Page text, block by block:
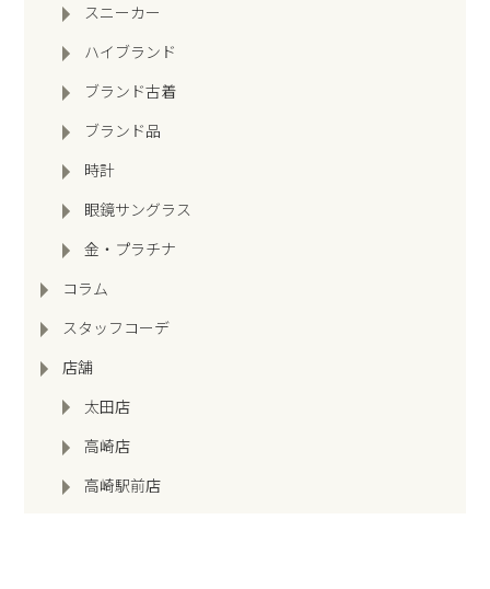
スニーカー
ハイブランド
ブランド古着
ブランド品
時計
眼鏡サングラス
金・プラチナ
コラム
スタッフコーデ
店舗
太田店
高崎店
高崎駅前店